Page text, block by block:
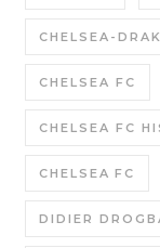
CHELSEA-
CHELSEA FC
CHELSEA FC
CHELSEA FC
DIDIER